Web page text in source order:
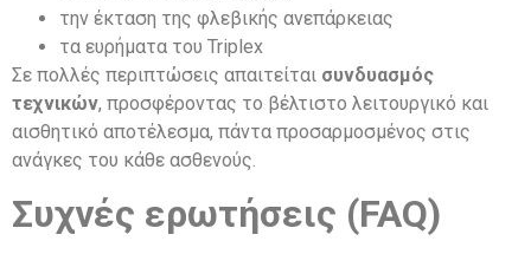
την έκταση της φλεβικής ανεπάρκειας
τα ευρήματα του Triplex
Σε πολλές περιπτώσεις απαιτείται συνδυασμός
τεχνικών, προσφέροντας το βέλτιστο λειτουργικό και
αισθητικό αποτέλεσμα, πάντα προσαρμοσμένος στις
ανάγκες του κάθε ασθενούς.
Συχνές ερωτήσεις (FAQ)